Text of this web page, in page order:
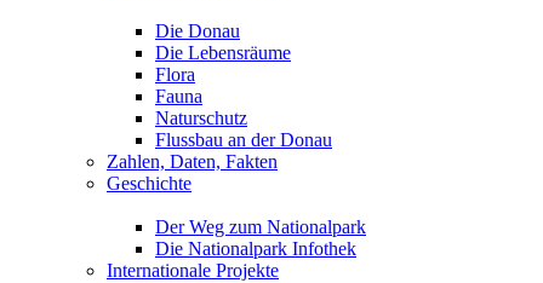
Die Donau
Die Lebensräume
Flora
Fauna
Naturschutz
Flussbau an der Donau
Zahlen, Daten, Fakten
Geschichte
Der Weg zum Nationalpark
Die Nationalpark Infothek
Internationale Projekte